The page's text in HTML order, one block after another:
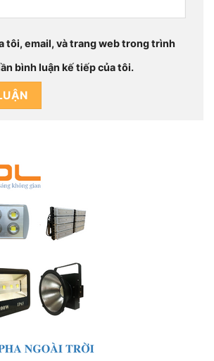
tôi, email, và trang web trong trình
bình luận kế tiếp của tôi.